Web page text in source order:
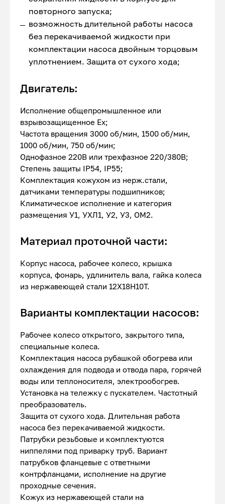
повторного запуска;
возможность длительной работы насоса
без перекачиваемой жидкости при
комплектации насоса двойным торцовым
уплотнением. Защита от сухого хода;
Двигатель:
Исполнение общепромышленное или
взрывозащищенное Ex;
Частота вращения 3000 об/мин, 1500 об/мин,
1000 об/мин, 750 об/мин;
Однофазное 220В или трехфазное 220/380В;
Степень защиты IP54, IP55;
Комплектация кожухом из нерж.стали,
датчиками температуры подшипников;
Климатическое исполнение и категория
размещения У1, УХЛ1, У2, У3, ОМ2.
Материал проточной части:
Корпус насоса, рабочее колесо, крышка
корпуса, фонарь, удлинитель вала, гайка колеса
из нержавеющей стали 12Х18Н10Т.
Варианты комплектации насосов:
Рабочее колесо открытого, закрытого типа,
специальные колеса.
Комплектация насоса рубашкой обогрева или
охлаждения для подвода и отвода пара, горячей
воды или теплоносителя, электрообогрев.
Установка на тележку с пускателем. Частотный
преобразователь.
Защита от сухого хода. Длительная работа
насоса без перекачиваемой жидкости.
Патрубки резьбовые и комплектуются
ниппелями под приварку труб. Вариант
патрубков фланцевые с ответными
контрфланцами, исполнение на другие
проходные сечения.
Кожух из нержавеющей стали на